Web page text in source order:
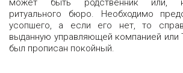
может быть родственник или,
ритуального бюро. Необходимо
усопшего, а если его нет, то
выданную управляющей компанией или
был прописан покойный.